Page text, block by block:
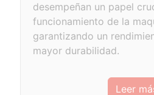
desempeñan un papel
funcionamiento de la
garantizando un
mayor durabilidad.
Leer